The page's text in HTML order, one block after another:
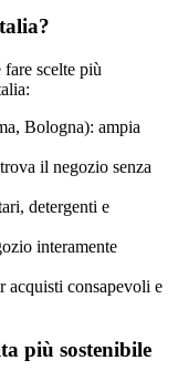
scelte più
Bologna): ampia
il negozio senza
detergenti e
interamente
acquisti consapevoli e
più sostenibile